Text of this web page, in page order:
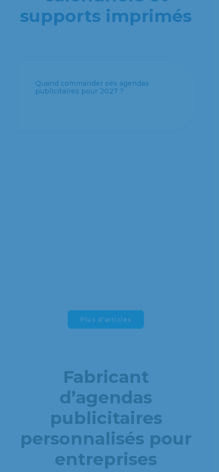
supports imprimés
Quel format d’agenda personnalisé
choisir pour votre entreprise ?
Plus d'articles
Fabricant
d’agendas
publicitaires
personnalisés pour
entreprises